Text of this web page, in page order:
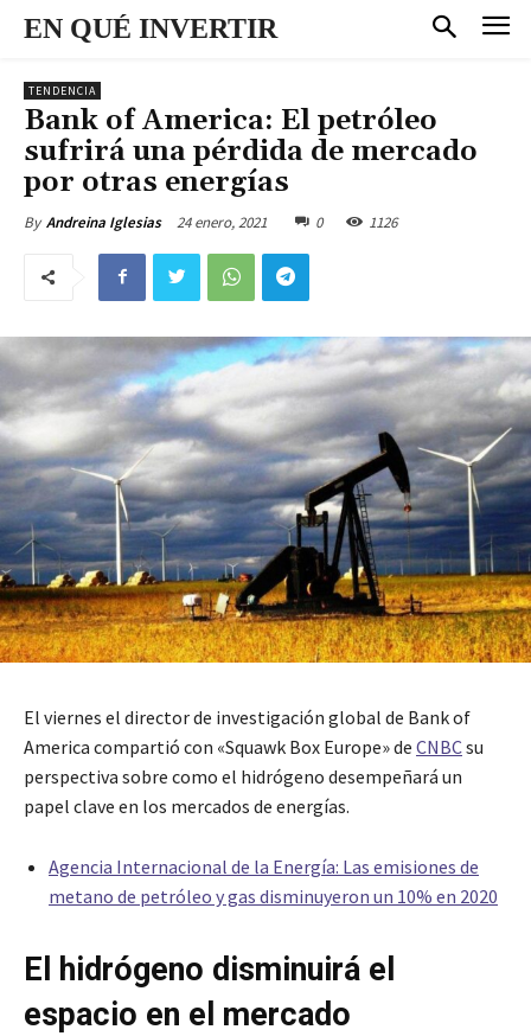
EN QUÉ INVERTIR
TENDENCIA
Bank of America: El petróleo
sufrirá una pérdida de mercado
por otras energías
By Andreina Iglesias 24 enero, 2021 0 1126
El viernes el director de investigación global de Bank of
America compartió con «Squawk Box Europe» de CNBCsu
perspectiva sobre como el hidrógeno desempeñará un
papel clave en los mercados de energías.
Agencia Internacional de la Energía: Las emisiones de
metano de petróleo y gas disminuyeron un 10% en 2020
El hidrógeno disminuirá el
espacio en el mercado